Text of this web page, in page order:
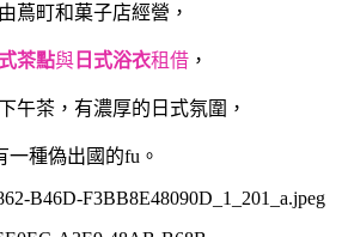
蔦町和菓子店經營，
茶點與 日式浴衣租借 ，
午茶，有濃厚的日式氛圍，
一種偽出國的fu。